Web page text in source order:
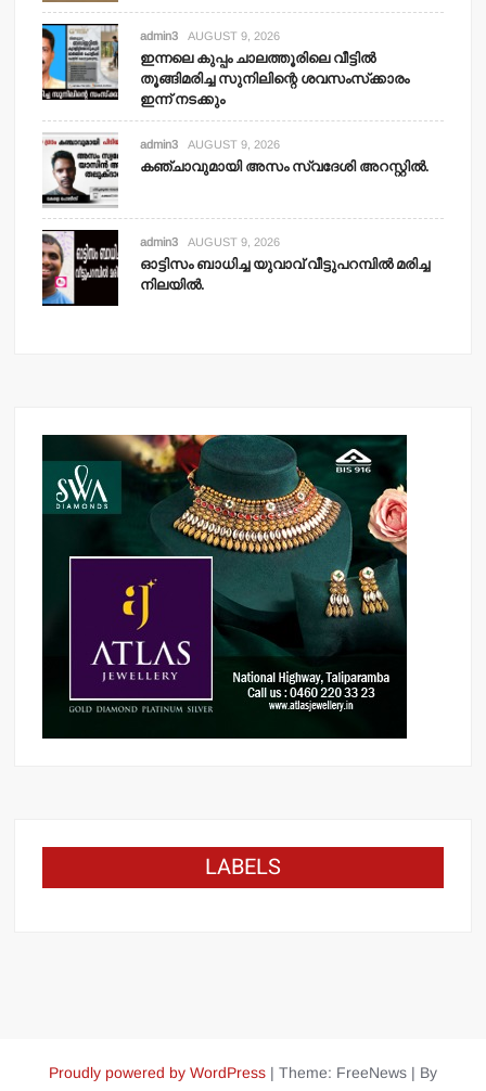
admin3 AUGUST 9, 2026
ഇന്നലെ കുപ്പം ചാലത്തൂരിലെ വീട്ടില്‍
തൂങ്ങിമരിച്ച സുനിലിന്റെ ശവസംസ്‌ക്കാരം
ഇന്ന് നടക്കും
admin3 AUGUST 9, 2026
കഞ്ചാവുമായി അസം സ്വദേശി അറസ്റ്റില്‍.
admin3 AUGUST 9, 2026
ഓട്ടിസം ബാധിച്ച യുവാവ് വീട്ടുപറമ്പില്‍ മരിച്ച
നിലയില്‍.
LABELS
Proudly powered by WordPress | Theme: FreeNews | By